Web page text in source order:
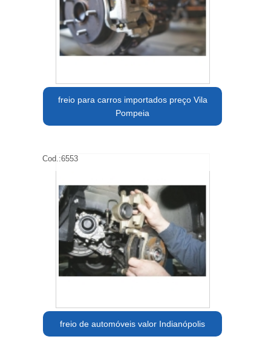
freio para carros importados preço Vila
Pompeia
Cod.:6553
freio de automóveis valor Indianópolis